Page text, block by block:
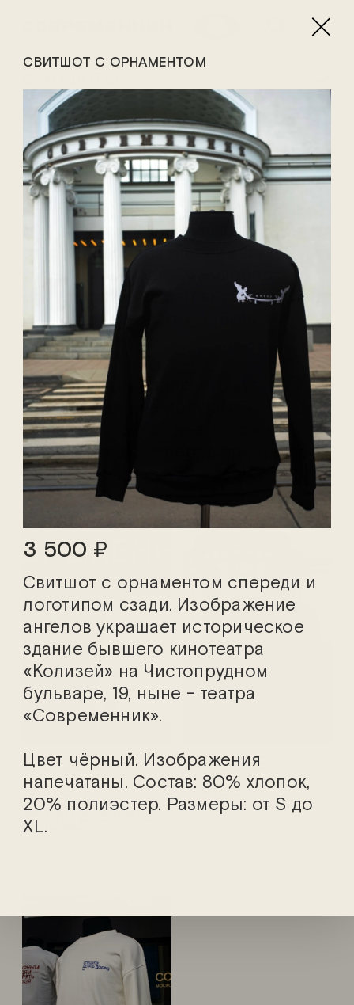
ФИРМЕННЫЕ
ТОВАРЫ
«СОВРЕМЕННИКА»
Мы запустили онлайн-витрину
фирменных вещей с символикой
«Современника». Это удобно: вы
можете заранее заглянуть в каталог
и выбрать себе что-нибудь
интересное.
Обратите внимание, что купить
мерч онлайн не получится.
Оплатить и забрать его можно
только в театре, перед спектаклем
или в антракте. Ждём вас!
3 500
СВИТШОТ
«КУЛЬТУРНЫМ
ЛЮДЯМ ДОВЕРЯТЬ
НЕЛЬЗЯ»
3 500
СВИТШОТ С
ОРНАМЕНТОМ
СВИТШОТ С ОРНАМЕНТОМ
3 500
Свитшот с орнаментом спереди и
логотипом сзади. Изображение
ангелов украшает историческое
здание бывшего кинотеатра
«Колизей» на Чистопрудном
бульваре, 19, ныне – театра
«Современник».
Цвет чёрный. Изображения
напечатаны. Состав: 80% хлопок,
20% полиэстер. Размеры: от S до
XL.